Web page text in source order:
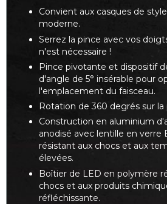
Convient aux casques de
moderne.
Serrez la pince avec vos
n'est nécessaire !
Pince pivotante et dispositif
d'angle de 5° insérable pour
l'emplacement du faisceau.
Rotation de 360 degrés sur la
Construction en aluminium
anodisé avec lentille en verre
résistant aux chocs et aux
élevées.
Boîtier de LED en polymère
chocs et aux produits
réfléchissante.